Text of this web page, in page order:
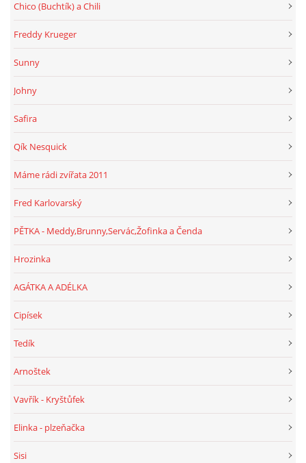
Chico (Buchtík) a Chili
Freddy Krueger
Sunny
Johny
Safira
Qík Nesquick
Máme rádi zvířata 2011
Fred Karlovarský
PĚTKA - Meddy,Brunny,Servác,Žofinka a Čenda
Hrozinka
AGÁTKA A ADÉLKA
Cipísek
Tedík
Arnoštek
Vavřík - Kryštůfek
Elinka - plzeňačka
Sisi